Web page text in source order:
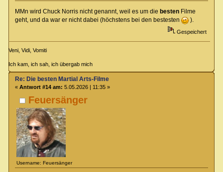
MMn wird Chuck Norris nicht genannt, weil es um die bestenFilme
geht, und da war er nicht dabei (höchstens bei den bestesten
).
Gespeichert
Veni, Vidi, Vomiti
Ich kam, ich sah, ich übergab mich
Feuersänger
Username: Feuersänger
Re: Die besten Martial Arts-Filme
« Antwort #14 am: 5.05.2026 | 11:35 »